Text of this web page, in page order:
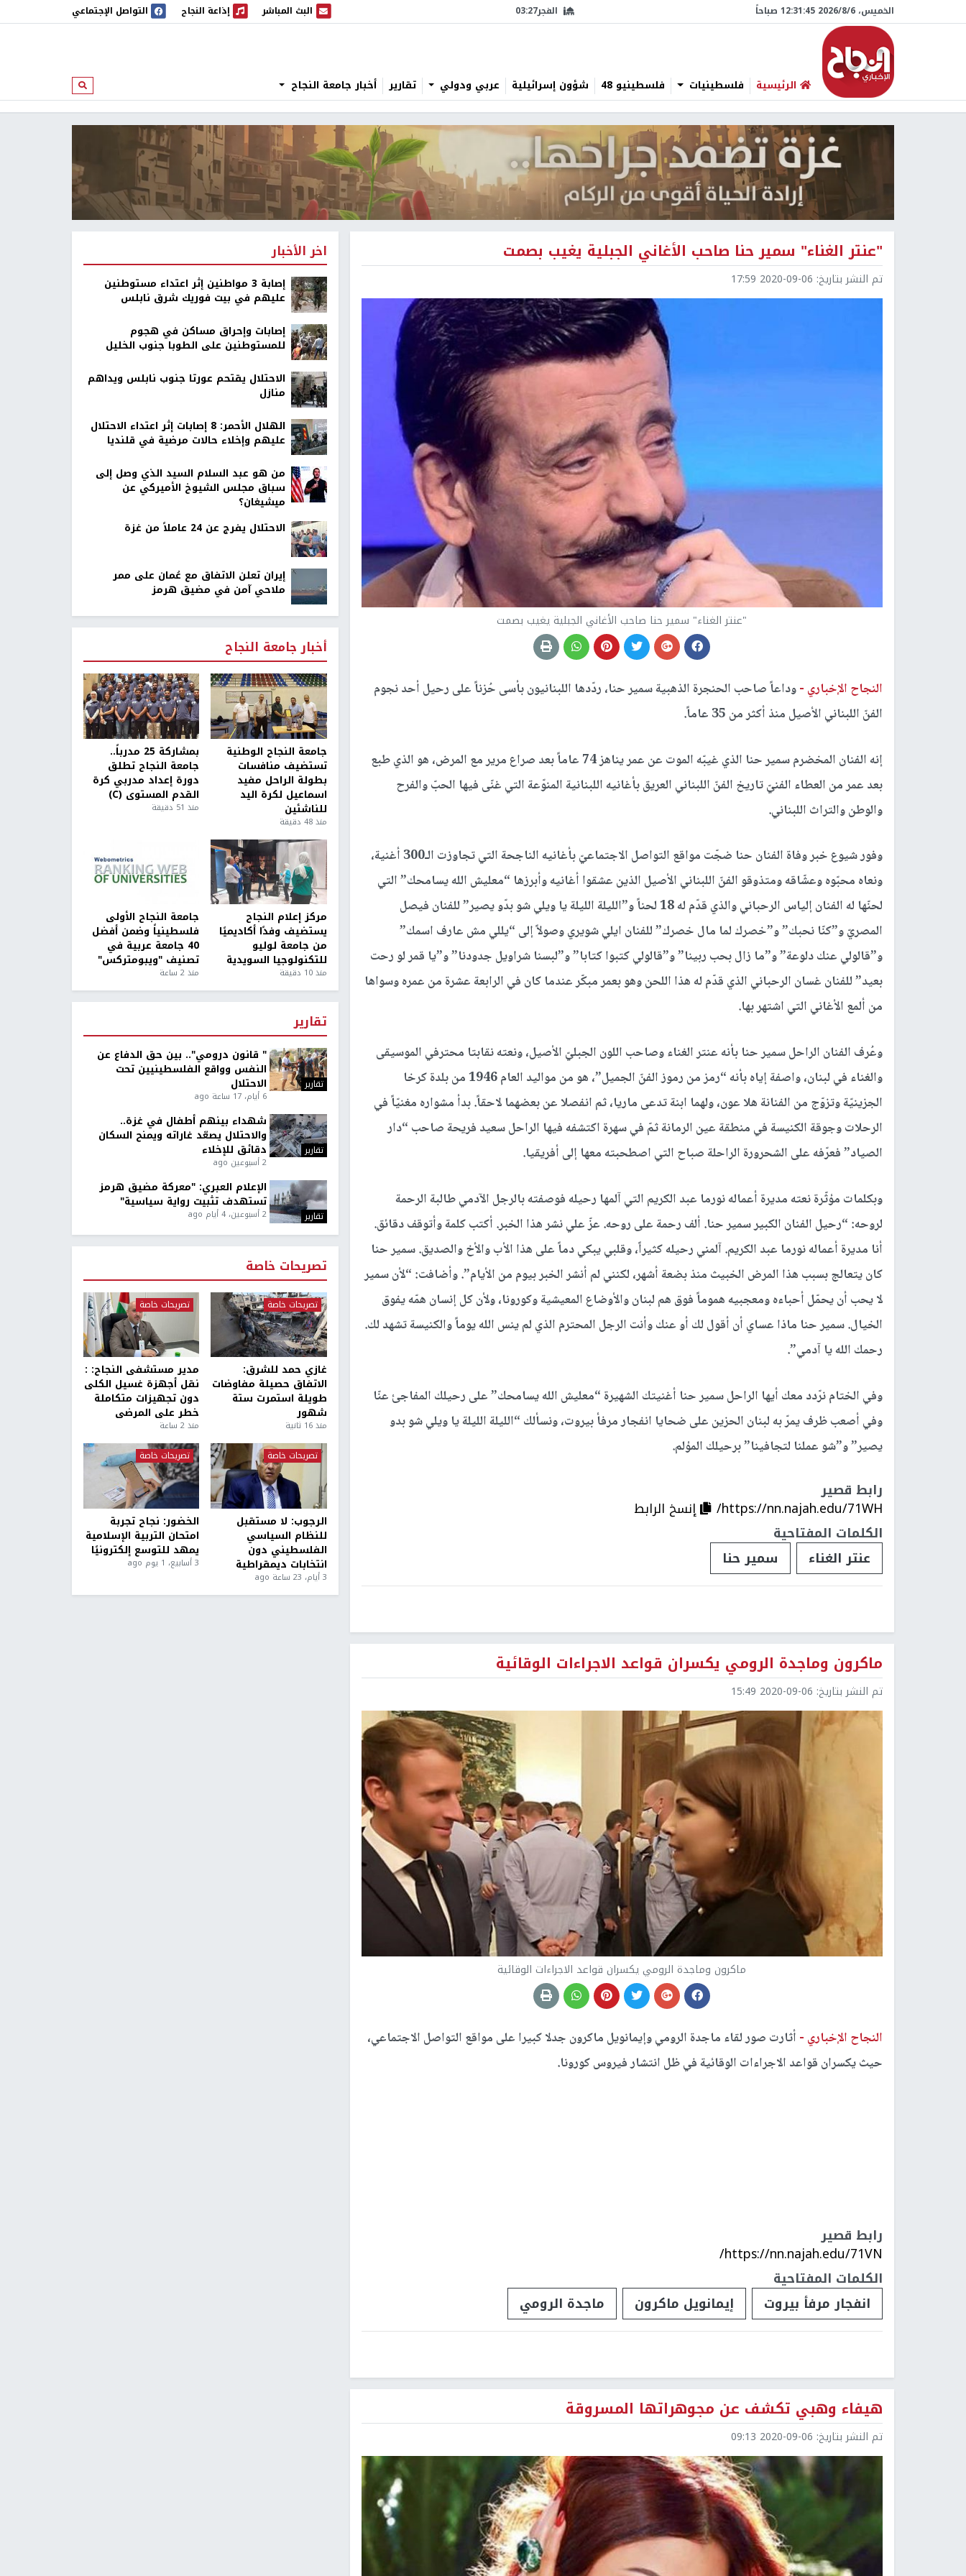
الخميس، 6/‏8/‏2026 12:31:46 صباحاً الفجر03:27 البث المباشر
البث المباشر إذاعة النجاح
إذاعة النجاح التواصل الإجتماعي
الرئيسية فلسطينيات فلسطينيو 48 شؤون إسرائيلية عربي ودولي تقارير أخبار جامعة النجاح ابحث
"عنتر الغناء" سمير حنا صاحب الأغاني الجبلية يغيب بصمت
تم النشر بتاريخ: 2020-09-06 17:59
"عنتر الغناء" سمير حنا صاحب الأغاني الجبلية يغيب بصمت
النجاح الإخباري -وداعاً صاحب الحنجرة الذهبية سمير حنا، ردّدها اللبنانيون بأسى حُزناً على رحيل أحد نجوم
الفنّ اللبناني الأصيل منذ أكثر من 35 عاماً.
إنه الفنان المخضرم سمير حنا الذي غيبّه الموت عن عمر يناهز 74 عاماً بعد صراع مرير مع المرض، هو الذي طبع
بعد عمر من العطاء الفنيّ تاريخ الفنّ اللبناني العريق بأغانيه اللبنانية المنوّعة التي غنّى فيها الحبّ والفرح
والوطن والتراث اللبناني.
وفور شيوع خبر وفاة الفنان حنا ضجّت مواقع التواصل الاجتماعيّ بأغانيه الناجحة التي تجاوزت الـ300 أغنية،
ونعاه محبّوه وعشّاقه ومتذوقو الفنّ اللبناني الأصيل الذين عشقوا أغانيه وأبرزها “معليش الله يسامحك” التي
لحنّها له الفنان إلياس الرحباني والذي قدّم له 18 لحناً و”الليلة الليلة يا ويلي شو بدّو يصير” للفنان فيصل
المصريّ و”كنّا نحبك” و”خصرك لما مال خصرك” للفنان ايلي شويري وصولاً إلى “يللي مش عارف اسمك”
و”قالولي عنك دلوعة” و”ما زال بحب ربينا” و”قالولي كتبوا كتابا” و”لبسنا شراويل جدودنا” و”يا قمر لو رحت
بعيد” للفنان غسان الرحباني الذي قدّم له هذا اللحن وهو بعمر مبكّر عندما كان في الرابعة عشرة من عمره وسواها
من ألمع الأغاني التي اشتهر بها.
وعُرف الفنان الراحل سمير حنا بأنه عنتر الغناء وصاحب اللون الجبليّ الأصيل، ونعته نقابتا محترفي الموسيقى
والغناء في لبنان، واصفة إياه بأنه “رمز من رموز الفنّ الجميل”، هو من مواليد العام 1946 من بلدة كرخا
الجزينيّة وتزوّج من الفنانة هلا عون، ولهما ابنة تدعى ماريا، ثم انفصلا عن بعضهما لاحقاً. بدأ مشواره مغنيّاً في
الرحلات وجوقة الكنيسة في منطقة عين الرمانة ثمّ في سهرة اكتشفه فيها الراحل سعيد فريحة صاحب “دار
الصياد” فعرّفه على الشحرورة الراحلة صباح التي اصطحبته معها إلى أفريقيا.
وبكلمات مؤثّرة نعته مديرة أعماله نورما عبد الكريم التي آلمها رحيله فوصفته بالرجل الآدمي طالبة الرحمة
لروحه: “رحيل الفنان الكبير سمير حنا. ألف رحمة على روحه. عزّ علي نشر هذا الخبر. أكتب كلمة وأتوقف دقائق.
أنا مديرة أعماله نورما عبد الكريم. آلمني رحيله كثيراً، وقلبي يبكي دماً على هذا الأب والأخ والصديق. سمير حنا
كان يتعالج بسبب هذا المرض الخبيث منذ بضعة أشهر، لكنني لم أنشر الخبر بيوم من الأيام”. وأضافت: “لأن سمير
لا يحب أن يحمّل أحباءه ومعجبيه هموماً فوق هم لبنان والأوضاع المعيشية وكورونا، ولأن كل إنسان همّه يفوق
الخيال. سمير حنا ماذا عساي أن أقول لك أو عنك وأنت الرجل المحترم الذي لم ينس الله يوماً والكنيسة تشهد لك.
رحمك الله يا آدمي”.
وفي الختام نرّدد معك أيها الراحل سمير حنا أغنيتك الشهيرة “معليش الله يسامحك” على رحيلك المفاجئ عنّا
وفي أصعب ظرف يمرّ به لبنان الحزين على ضحايا انفجار مرفأ بيروت، ونسألك “الليلة الليلة يا ويلي شو بدو
يصير” و”شو عملنا لتجافينا” برحيلك المؤلم.
رابط قصير
https://nn.najah.edu/71WH/
إنسخ الرابط
الكلمات المفتاحية
عنتر الغناء
سمير حنا
ماكرون وماجدة الرومي يكسران قواعد الاجراءات الوقائية
تم النشر بتاريخ: 2020-09-06 15:49
ماكرون وماجدة الرومي يكسران قواعد الاجراءات الوقائية
النجاح الإخباري - أثارت صور لقاء ماجدة الرومي وإيمانويل ماكرون جدلا كبيرا على مواقع التواصل الاجتماعي،
حيث يكسران قواعد الاجراءات الوقائية في ظل انتشار فيروس كورونا.
رابط قصير
https://nn.najah.edu/71VN/
الكلمات المفتاحية
انفجار مرفأ بيروت
إيمانويل ماكرون ماجدة الرومي
هيفاء وهبي تكشف عن مجوهراتها المسروقة
تم النشر بتاريخ: 2020-09-06 09:13
اخر الأخبار
إصابة 3 مواطنين إثر اعتداء مستوطنين
عليهم في بيت فوريك شرق نابلس
إصابات وإحراق مساكن في هجوم
للمستوطنين على الطوبا جنوب الخليل
الاحتلال يقتحم عورتا جنوب نابلس ويداهم
منازل
الهلال الأحمر: 8 إصابات إثر اعتداء الاحتلال
عليهم وإخلاء حالات مرضية في قلنديا
من هو عبد السلام السيد الذي وصل إلى
سباق مجلس الشيوخ الأميركي عن
ميشيغان؟
الاحتلال يفرج عن 24 عاملاً من غزة
إيران تعلن الاتفاق مع عُمان على ممر
ملاحي آمن في مضيق هرمز
أخبار جامعة النجاح
جامعة النجاح الوطنية
تستضيف منافسات
بطولة الراحل مفيد
اسماعيل لكرة اليد
للناشئين
منذ 48 دقيقة
بمشاركة 25 مدرباً..
جامعة النجاح تطلق
دورة إعداد مدربي كرة
القدم المستوى (C)
منذ 51 دقيقة
مركز إعلام النجاح
يستضيف وفدًا أكاديميًا
من جامعة لوليو
للتكنولوجيا السويدية
منذ 10 دقيقة
جامعة النجاح الأولى
فلسطينياً وضمن أفضل
40 جامعة عربية في
تصنيف "ويبومتركس"
منذ 2 ساعة
تقارير
تقارير
" قانون درومي".. بين حق الدفاع عن
النفس وواقع الفلسطينيين تحت
الاحتلال
6 أيام، 17 ساعة ago
تقارير
شهداء بينهم أطفال في غزة..
والاحتلال يصعّد غاراته ويمنح السكان
دقائق للإخلاء
2 أسبوعين ago
تقارير
الإعلام العبري: "معركة مضيق هرمز
تستهدف تثبيت رواية سياسية"
2 أسبوعين، 4 أيام ago
تصريحات خاصة
تصريحات خاصة
غازي حمد للشرق:
الاتفاق حصيلة مفاوضات
طويلة استمرت ستة
شهور
منذ 16 ثانية
تصريحات خاصة
مدير مستشفى النجاح: :
نقل أجهزة غسيل الكلى
دون تجهيزات متكاملة
خطر على المرضى
منذ 2 ساعة
تصريحات خاصة
الرجوب: لا مستقبل
للنظام السياسي
الفلسطيني دون
انتخابات ديمقراطية
3 أيام، 23 ساعة ago
تصريحات خاصة
الخضور: نجاح تجربة
امتحان التربية الإسلامية
يمهد للتوسع إلكترونيًا
3 أسابيع، 1 يوم ago